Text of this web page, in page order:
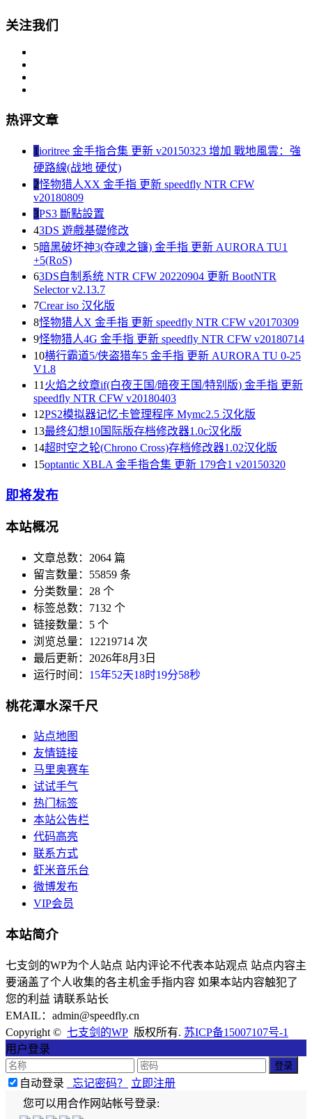
关注我们
热评文章
1ioritree 金手指合集 更新 v20150323 增加 戰地風雲：強
硬路線(战地 硬仗)
2怪物猎人XX 金手指 更新 speedfly NTR CFW
v20180809
3PS3 斷點設置
43DS 遊戲基礎修改
5暗黑破坏神3(夺魂之镰) 金手指 更新 AURORA TU1
+5(RoS)
63DS自制系统 NTR CFW 20220904 更新 BootNTR
Selector v2.13.7
7Crear iso 汉化版
8怪物猎人X 金手指 更新 speedfly NTR CFW v20170309
9怪物猎人4G 金手指 更新 speedfly NTR CFW v20180714
10横行霸道5/侠盗猎车5 金手指 更新 AURORA TU 0-25
V1.8
11 火焰之纹章if(白夜王国/暗夜王国/特别版) 金手指 更新
speedfly NTR CFW v20180403
12PS2模拟器记忆卡管理程序 Mymc2.5 汉化版
13最终幻想10国际版存档修改器1.0c汉化版
14超时空之轮(Chrono Cross)存档修改器1.02汉化版
15optantic XBLA 金手指合集 更新 179合1 v20150320
即将发布
本站概况
文章总数：2064 篇
留言数量：55859 条
分类数量：28 个
标签总数：7132 个
链接数量：5 个
浏览总量：12219714 次
最后更新：2026年8月3日
运行时间： 15年52天18时19分59秒
桃花潭水深千尺
站点地图
友情链接
马里奥赛车
试试手气
热门标签
本站公告栏
代码高亮
联系方式
虾米音乐台
微博发布
VIP会员
本站简介
七支剑的WP为个人站点 站内评论不代表本站观点 站点内容主
要涵盖了个人收集的各主机金手指内容 如果本站内容触犯了
您的利益 请联系站长
EMAIL：admin@speedfly.cn
Copyright © 七支剑的WP 版权所有. 苏ICP备15007107号-1
用户登录
自动登录 忘记密码？
立即注册
您可以用合作网站帐号登录: